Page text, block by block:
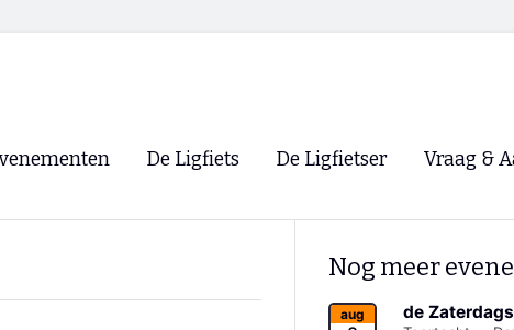
WK Ligfietsen 2026
De Ligfiets De Ligfietser
Ligfietsvereninging NVHPV
Vraag &
Nog meer
aug de